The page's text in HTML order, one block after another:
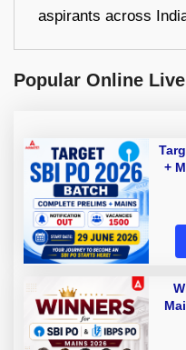
aspirants across
Popular Online
+